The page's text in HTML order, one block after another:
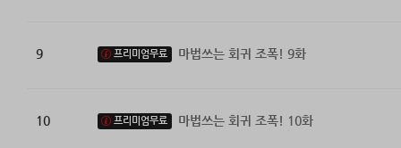
9 프리미엄무료 마법쓰는 회귀 조폭! 9화
10 프리미엄무료 마법쓰는 회귀 조폭! 10화